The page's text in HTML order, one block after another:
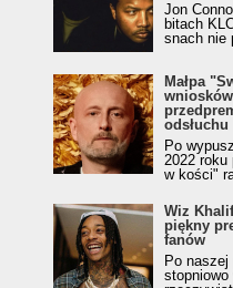
Jon
bitach
snach nie
Małpa
odsłuchu
Po
2022 roku
w kości"
Wiz
piękny
fanów
Po naszej
stopniowo